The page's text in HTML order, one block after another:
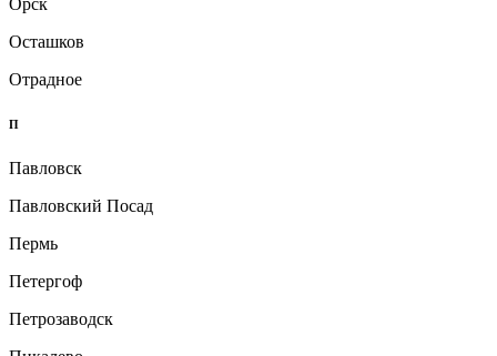
Орск
Осташков
Отрадное
П
Павловск
Павловский Посад
Пермь
Петергоф
Петрозаводск